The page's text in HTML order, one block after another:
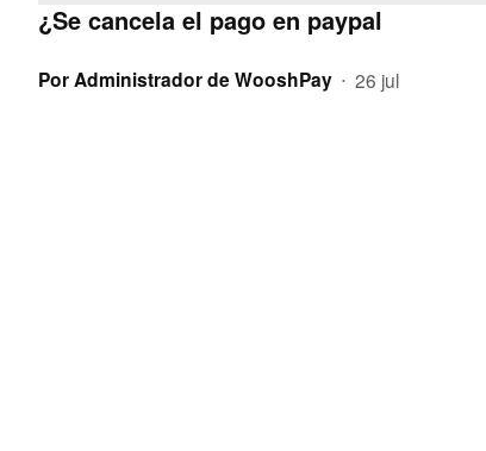
¿Se cancela el pago en paypal
PorAdministrador de WooshPay • 26 jul